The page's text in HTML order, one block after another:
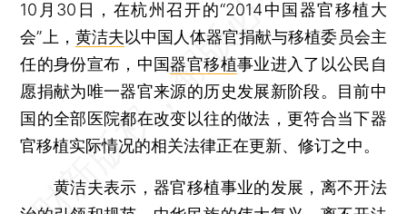
10月30日，在杭州召开的“2014中国器官移植大
会”上， 黄洁夫以中国人体器官捐献与移植委员会主
任的身份宣布，中国器官移植事业进入了以公民自
愿捐献为唯一器官来源的历史发展新阶段。目前中
国的全部医院都在改变以往的做法，更符合当下器
官移植实际情况的相关法律正在更新、修订之中。
黄洁夫表示，器官移植事业的发展，离不开法